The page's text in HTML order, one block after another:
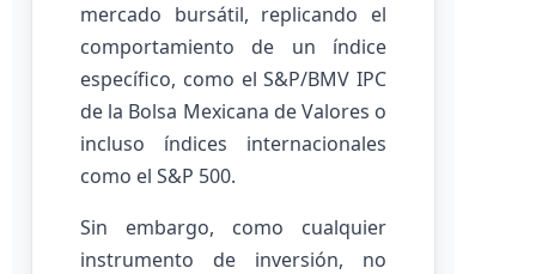
mercado bursátil, replicando el
comportamiento de un índice
específico, como el S&P/BMV IPC
de la Bolsa Mexicana de Valores o
incluso índices internacionales
como el S&P 500.
Sin embargo, como cualquier
instrumento de inversión, no